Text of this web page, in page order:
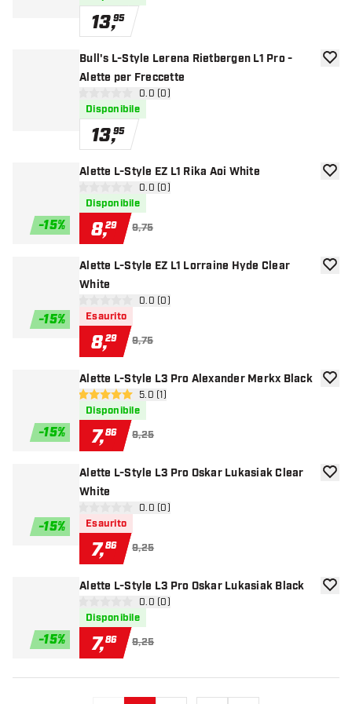
13,95
Bull's L-Style Lerena Rietbergen L1 Pro -
Alette per Freccette
apri pannello recensioni
0 stelle di valutazione
0.0 (0)
Disponibile
13,95
-15%
Alette L-Style EZ L1 Rika Aoi White
apri pannello recensioni
0 stelle di valutazione
0.0 (0)
Disponibile
8,29 9,75
-15%
Alette L-Style EZ L1 Lorraine Hyde Clear
White
apri pannello recensioni
0 stelle di valutazione
0.0 (0)
Esaurito
8,29 9,75
-15%
Alette L-Style L3 Pro Alexander Merkx Black
apri pannello recensioni
5 stelle di valutazione
5.0 (1)
Disponibile
7,86 9,25
-15%
Alette L-Style L3 Pro Oskar Lukasiak Clear
White
apri pannello recensioni
0 stelle di valutazione
0.0 (0)
Esaurito
7,86 9,25
-15%
Alette L-Style L3 Pro Oskar Lukasiak Black
apri pannello recensioni
0 stelle di valutazione
0.0 (0)
Disponibile
7,86 9,25